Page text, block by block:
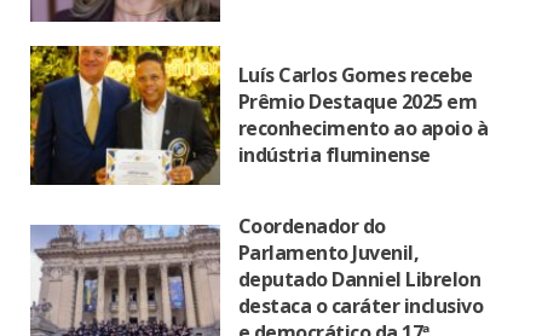
Luís Carlos Gomes recebe
Prêmio Destaque 2025 em
reconhecimento ao apoio à
indústria fluminense
Coordenador do
Parlamento Juvenil,
deputado Danniel Librelon
destaca o caráter inclusivo